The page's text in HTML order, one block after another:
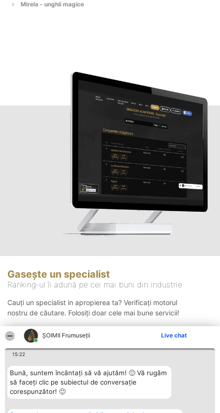
ȘOIMII Frumuseții Live chat
15:22
Bună, suntem încântați să vă ajutăm! 🙂 Vă rugăm
să faceți clic pe subiectul de conversație
corespunzător! 🙂
Mirela - unghii magice
Gasește un specialist
Ranking-ul îi adună pe cei mai buni din industrie
Cauți un specialist in apropierea ta? Verificați motorul
nostru de căutare. Folosiți doar cele mai bune servicii!